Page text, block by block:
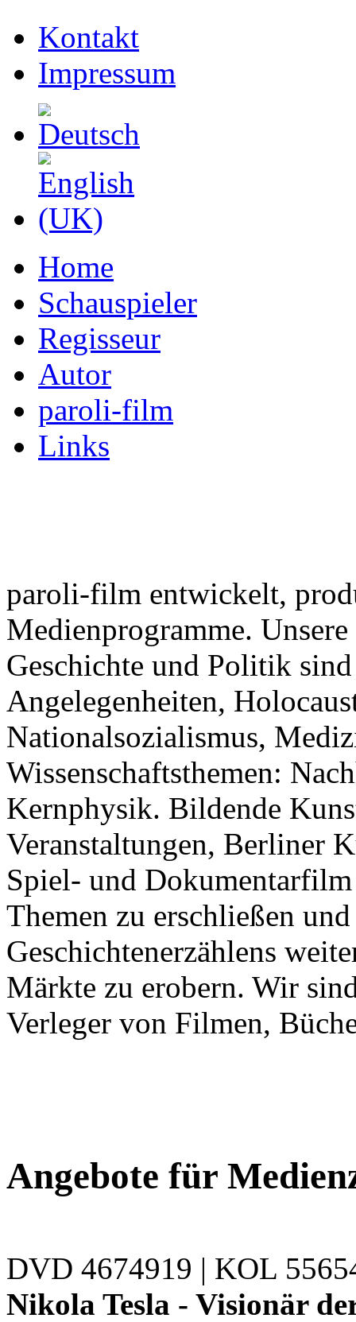
Kontakt
Impressum
Home
Schauspieler
Regisseur
Autor
paroli-film
Links
paroli-film entwickelt,
Medienprogramme.
Geschichte und Politik
Angelegenheiten,
Nationalsozialismus,
Wissenschaftsthemen:
Kernphysik. Bildende
Veranstaltungen, Berliner
Spiel- und Dokumentarfilm
Themen zu erschließen
Geschichtenerzählens
Märkte zu erobern. Wir
Verleger von Filmen,
Angebote für
DVD 4674919 | KOL
Nikola Tesla - Visionär